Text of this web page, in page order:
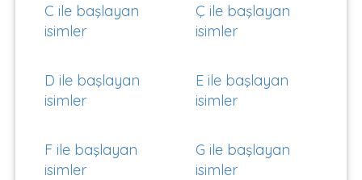
C ile başlayan
isimler
Ç ile başlayan
isimler
D ile başlayan
isimler
E ile başlayan
isimler
F ile başlayan
isimler
G ile başlayan
isimler